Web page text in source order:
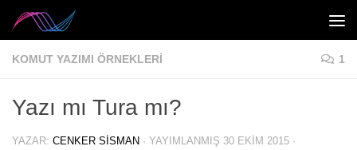
Skip to content
KOMUT YAZIMI ÖRNEKLERI 1
Yazı mı Tura mı?
YAZAR: CENKER SISMAN · YAYIMLANMIŞ 30 EKIM 2015 ·